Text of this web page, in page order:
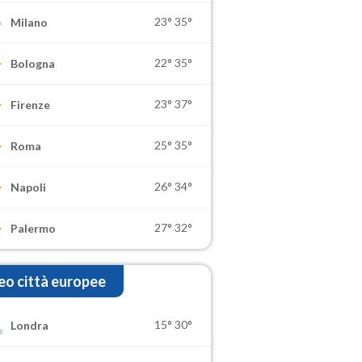
Milano 23° 35°
Bologna 22° 35°
Firenze 23° 37°
Roma 25° 35°
Napoli 26° 34°
Palermo 27° 32°
città europee
Londra 15° 30°